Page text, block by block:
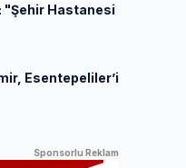
"Şehir Hastanesi
Esentepeliler’i
Sponsorlu Reklam